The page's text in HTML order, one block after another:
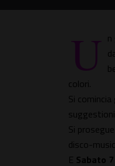
U
colori.
Si comincia
Si prosegue
disco-
E Sabato